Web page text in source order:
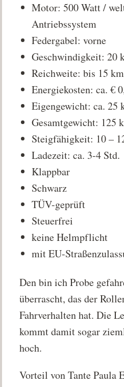
Motor: 500 Watt /
Antriebssystem
Federgabel: vorne
Geschwindigkeit: 20
Reichweite: bis 15 km
Energiekosten: ca. €
Eigengewicht: ca. 25
Gesamtgewicht: 125
Steigfähigkeit: 10 –
Ladezeit: ca. 3-4 Std.
Klappbar
Schwarz
TÜV-geprüft
Steuerfrei
keine Helmpflicht
mit EU-
Den bin ich Probe
überrascht, das der
Fahrverhalten hat. Die
kommt damit sogar
hoch.
Vorteil von Tante Paula